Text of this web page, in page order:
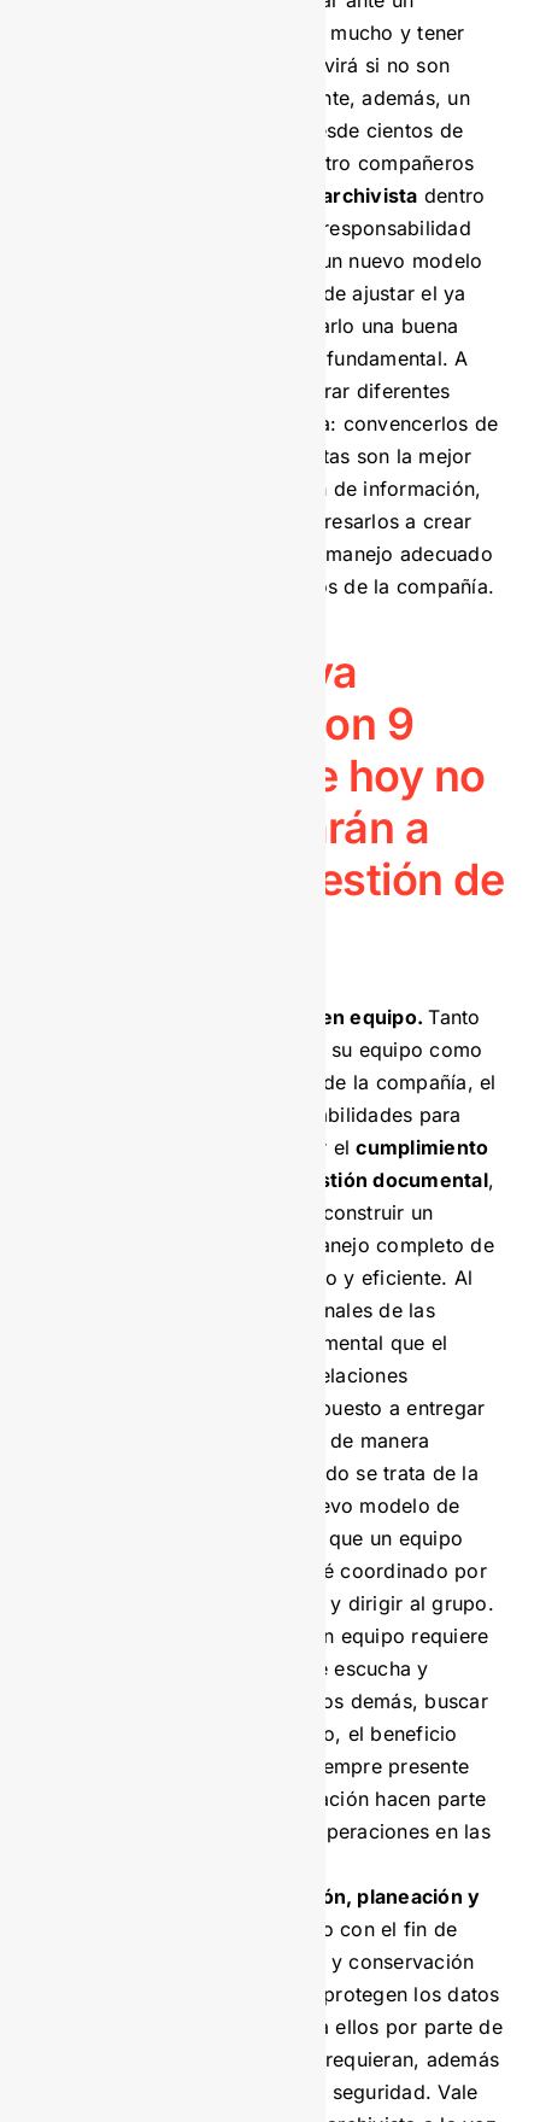
auditorio? Sencillo. Saber mucho y tener
buenas ideas de nada servirá si no son
comunicadas correctamente, además, un
público puede abarcar desde cientos de
personas hasta tres o cuatro compañeros
archivista dentro
de sus funciones tiene la responsabilidad
bien sea de implementar un nuevo modelo
de gestión documental o de ajustar el ya
existente y para comunicarlo una buena
oratoria será herramienta fundamental. A
través de ella podrá generar diferentes
efectos entre su audiencia: convencerlos de
que las nuevas herramientas son la mejor
alternativa para la gestión de información,
motivarlos a su uso e interesarlos a crear
una cultura alrededor del manejo adecuado
y responsable de los datos de la compañía.
Descarga ya
nuestra guía con 9
resultados que hoy no
mides y ayudarán a
visualizar tu gestión de
Capacidad para trabajar en equipo.Tanto
con los colaboradores de su equipo como
con el resto del personal de la compañía, el
archivista deberá tener habilidades para
trabajar con ellos y lograr elcumplimiento
de los objetivos de la gestión documental,
de manera que se pueda construir un
sistema que permita el manejo completo de
la información, organizado y eficiente. Al
relacionarse con profesionales de las
diferentes áreas es fundamental que el
archivista tenga buenas relaciones
interpersonales, estar dispuesto a entregar
información y orientación de manera
amable, sobre todo, cuando se trata de la
implementación de un nuevo modelo de
gestión documental. Para que un equipo
funcione es clave que esté coordinado por
un líder capaz de motivar y dirigir al grupo.
En ese sentido, trabajar en equipo requiere
flexibilidad, capacidad de escucha y
comunicación, valorar a los demás, buscar
soluciones y, por supuesto, el beneficio
común. Así como tener siempre presente
que los datos y la información hacen parte
fundamental de algunas operaciones en las
Capacidad de organización, planeación y
Todo esto con el fin de
mantener un orden lógico y conservación
de la información. Así se protegen los datos
y se garantiza el acceso a ellos por parte de
los colaboradores que lo requieran, además
de facilitar su ubicación y seguridad. Vale